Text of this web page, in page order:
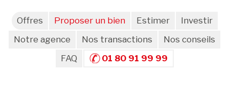
Offres Proposer un bien Estimer
Investir
Notre agence
Nos transactions
Nos conseils
FAQ
01 80 91 99 99